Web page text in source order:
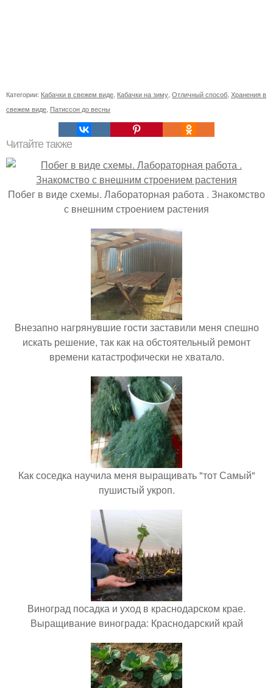
Категории: Кабачки в свежем виде Кабачки на зиму Отличный способ Хранения в
свежем виде Патиссон до весны
Читайте также
Побег в виде схемы. Лабораторная работа . Знакомство
с внешним строением растения
Внезапно нагрянувшие гости заставили меня спешно
искать решение, так как на обстоятельный ремонт
времени катастрофически не хватало.
Как соседка научила меня выращивать "тот Самый"
пушистый укроп.
Виноград посадка и уход в краснодарском крае.
Выращивание винограда: Краснодарский край